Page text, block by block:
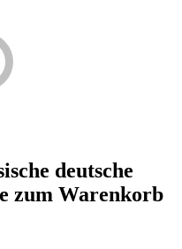
deutsche
zum Warenkorb